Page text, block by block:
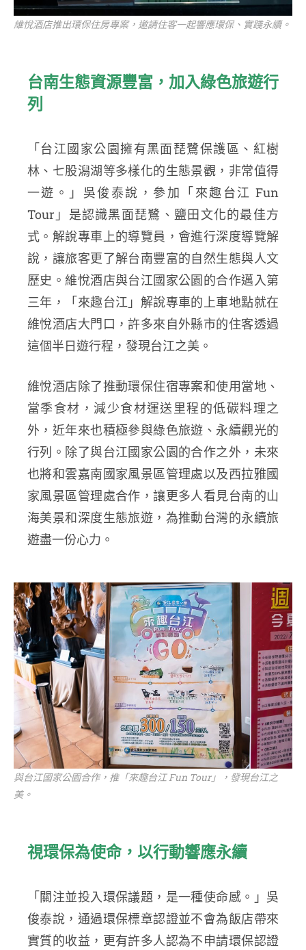
維悅酒店推出環保住房專案，邀請住客一起響應環保、實踐永續。
台南生態資源豐富，加入綠色旅遊行
列
「台江國家公園擁有黑面琵鷺保護區、紅樹
林、七股潟湖等多樣化的生態景觀，非常值得
一遊。」吳俊泰說，參加「來趣台江 Fun
Tour」是認識黑面琵鷺、鹽田文化的最佳方
式。解說專車上的導覽員，會進行深度導覽解
說，讓旅客更了解台南豐富的自然生態與人文
歷史。維悅酒店與台江國家公園的合作邁入第
三年，「來趣台江」解說專車的上車地點就在
維悅酒店大門口，許多來自外縣市的住客透過
這個半日遊行程，發現台江之美。
維悅酒店除了推動環保住宿專案和使用當地、
當季食材，減少食材運送里程的低碳料理之
外，近年來也積極參與綠色旅遊、永續觀光的
行列。除了與台江國家公園的合作之外，未來
也將和雲嘉南國家風景區管理處以及西拉雅國
家風景區管理處合作，讓更多人看見台南的山
海美景和深度生態旅遊 ，為推動台灣的永續旅
遊盡一份心力。
與台江國家公園合作，推「來趣台江 Fun Tour」，發現台江之
美。
視環保為使命，以行動響應永續
「關注並投入環保議題，是一種使命感。」吳
俊泰說，通過環保標章認證並不會為飯店帶來
實質的收益，更有許多人認為不申請環保認證